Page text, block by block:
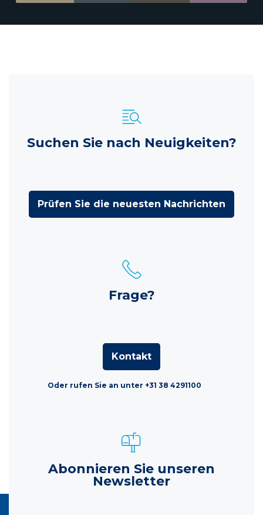
Suchen Sie nach Neuigkeiten?
Prüfen Sie die neuesten Nachrichten
Frage?
Kontakt
Oder rufen Sie an unter +31 38 4291100
Abonnieren Sie unseren
Newsletter